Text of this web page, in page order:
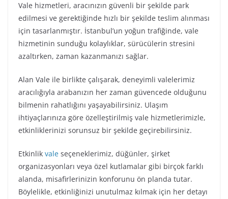
Vale hizmetleri, aracınızın güvenli bir şekilde park
edilmesi ve gerektiğinde hızlı bir şekilde teslim alınması
için tasarlanmıştır. İstanbul’un yoğun trafiğinde, vale
hizmetinin sunduğu kolaylıklar, sürücülerin stresini
azaltırken, zaman kazanmanızı sağlar.
Alan Vale ile birlikte çalışarak, deneyimli valelerimiz
aracılığıyla arabanızın her zaman güvencede olduğunu
bilmenin rahatlığını yaşayabilirsiniz. Ulaşım
ihtiyaçlarınıza göre özelleştirilmiş vale hizmetlerimizle,
etkinliklerinizi sorunsuz bir şekilde geçirebilirsiniz.
Etkinlik vale seçeneklerimiz, düğünler, şirket
organizasyonları veya özel kutlamalar gibi birçok farklı
alanda, misafirlerinizin konforunu ön planda tutar.
Böylelikle, etkinliğinizi unutulmaz kılmak için her detayı